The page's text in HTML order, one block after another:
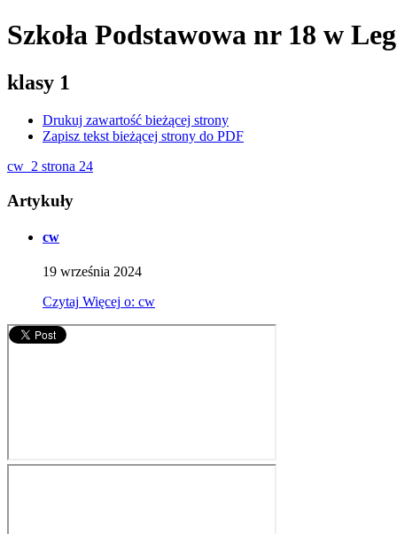
Szkoła Podstawowa nr 18 w
klasy 1
Drukuj zawartość bieżącej strony
Zapisz tekst bieżącej strony do PDF
cw_2 strona 24
Artykuły
cw
19 września 2024
Czytaj Więcej o: cw